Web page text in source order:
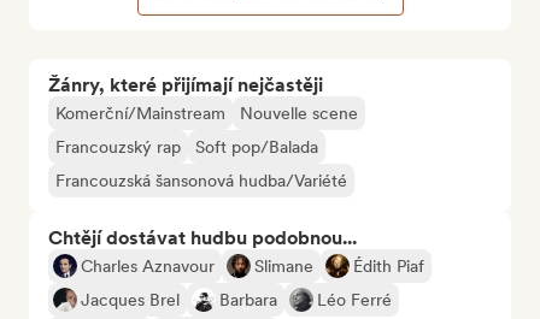
Žánry, které přijímají nejčastěji
Komerční/Mainstream
Nouvelle scene
Francouzský rap
Soft pop/Balada
Francouzská šansonová hudba/Variété
Chtějí dostávat hudbu podobnou...
Charles Aznavour Slimane
Édith Piaf
Jacques Brel
Barbara
Léo Ferré